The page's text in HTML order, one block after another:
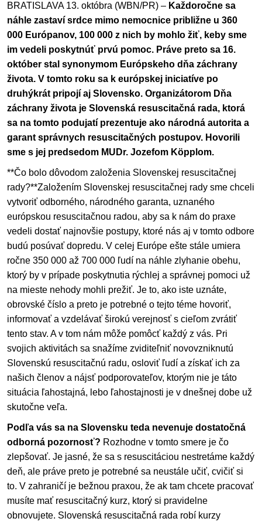
BRATISLAVA13. októbra (WBN/PR) – Každoročne sa
náhle zastaví srdce mimo nemocnice približne u 360
000 Európanov, 100 000 z nich by mohlo žiť, keby sme
im vedeli poskytnúť prvú pomoc. Práve preto sa 16.
október stal synonymom Európskeho dňa záchrany
života. V tomto roku sa k európskej iniciatíve po
druhýkrát pripojí aj Slovensko. Organizátorom Dňa
záchrany života je Slovenská resuscitačná rada, ktorá
sa na tomto podujatí prezentuje ako národná autorita a
garant správnych resuscitačných postupov. Hovorili
sme s jej predsedom MUDr. Jozefom Köpplom.
**Čo bolo dôvodom založenia Slovenskej resuscitačnej
rady?**Založením Slovenskej resuscitačnej rady sme chceli
vytvoriť odborného, národného garanta, uznaného
európskou resuscitačnou radou, aby sa k nám do praxe
vedeli dostať najnovšie postupy, ktoré nás aj v tomto odbore
budú posúvať dopredu. V celej Európe ešte stále umiera
ročne 350 000 až 700 000 ľudí na náhle zlyhanie obehu,
ktorý by v prípade poskytnutia rýchlej a správnej pomoci už
na mieste nehody mohli prežiť. Je to, ako iste uznáte,
obrovské číslo a preto je potrebné o tejto téme hovoriť,
informovať a vzdelávať širokú verejnosť s cieľom zvrátiť
tento stav. A v tom nám môže pomôcť každý z vás. Pri
svojich aktivitách sa snažíme zviditeľniť novovzniknutú
Slovenskú resuscitačnú radu, osloviť ľudí a získať ich za
našich členov a nájsť podporovateľov, ktorým nie je táto
situácia ľahostajná, lebo ľahostajnosti je v dnešnej dobe už
skutočne veľa.
Podľa vás sa na Slovensku teda nevenuje dostatočná
odborná pozornosť? Rozhodne v tomto smere je čo
zlepšovať. Je jasné, že sa s resuscitáciou nestretáme každý
deň, ale práve preto je potrebné sa neustále učiť, cvičiť si
to. V zahraničí je bežnou praxou, že ak tam chcete pracovať
musíte mať resuscitačný kurz, ktorý si pravidelne
obnovujete. Slovenská resuscitačná rada robí kurzy